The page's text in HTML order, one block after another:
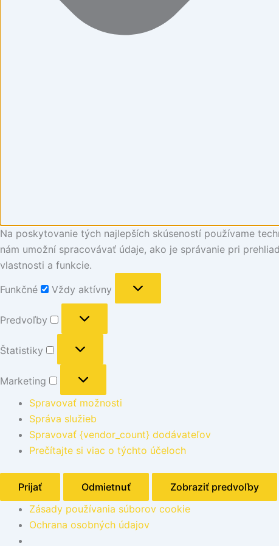
Na poskytovanie tých najlepších skúseností používame
nám umožní spracovávať údaje, ako je správanie pri
vlastnosti a funkcie.
Funkčné
Vždy aktívny
Predvoľby
Štatistiky
Marketing
Spravovať možnosti
Správa služieb
Spravovať {vendor_count} dodávateľov
Prečítajte si viac o týchto účeloch
Prijať Odmietnuť Zobraziť predvoľby
Zásady používania súborov cookie
Ochrana osobných údajov